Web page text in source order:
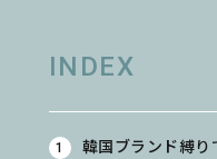
INDEX
韓国ブランド縛